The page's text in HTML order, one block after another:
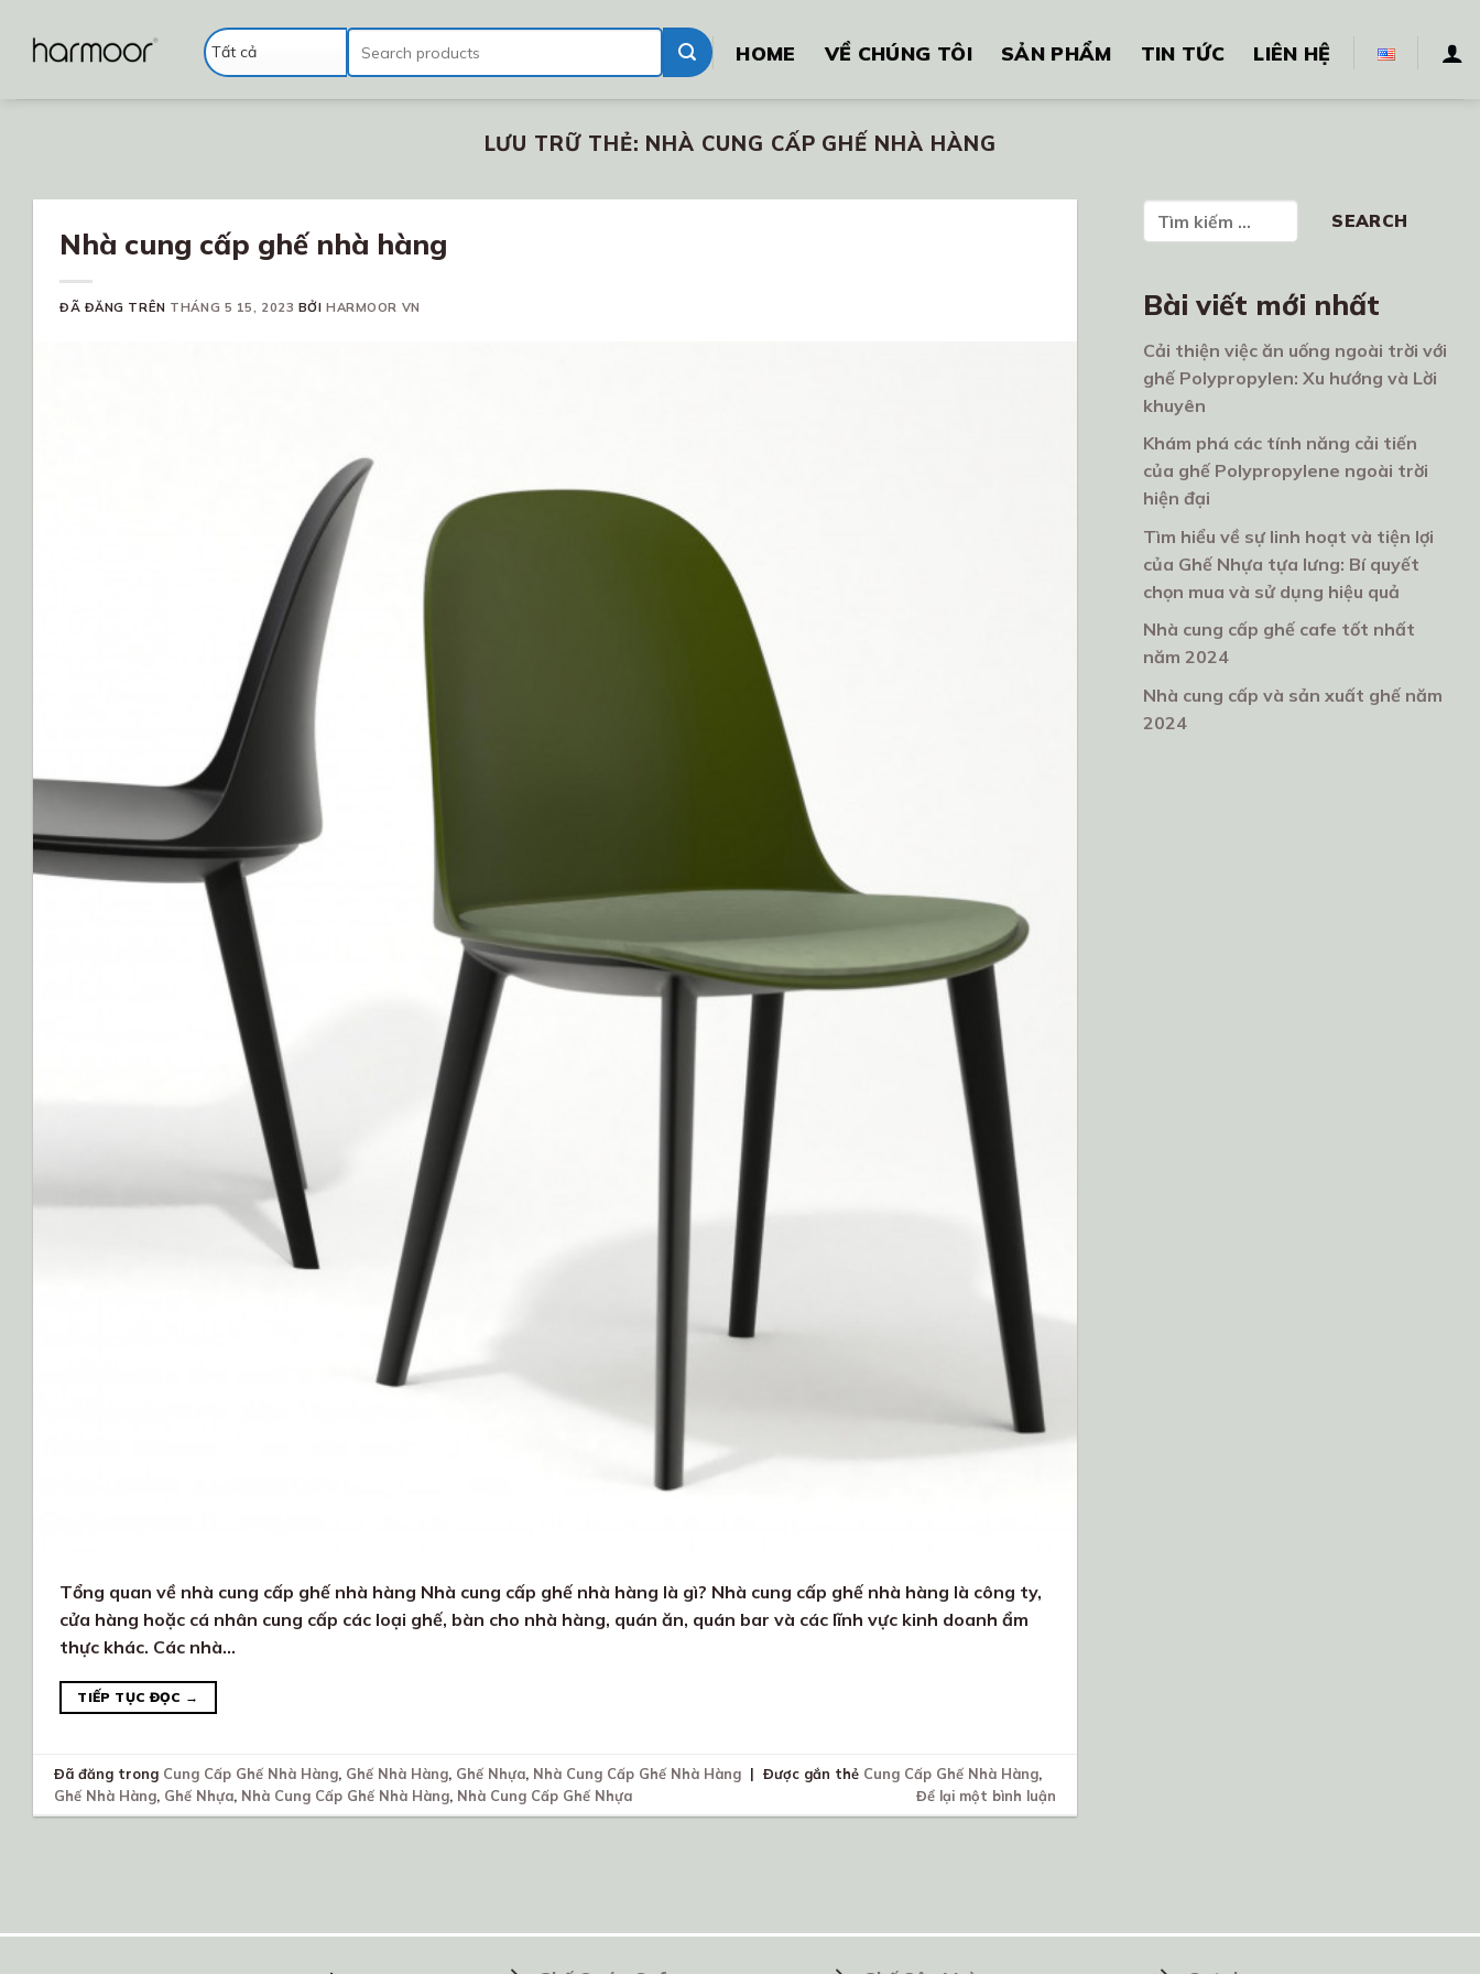
dung
Tìm
kiếm:
HOME VỀ CHÚNG TÔI SẢN PHẨM TIN TỨC LIÊN HỆ
LƯU TRỮ THẺ: NHÀ CUNG CẤP GHẾ NHÀ HÀNG
Nhà cung cấp ghế nhà hàng
ĐÃ ĐĂNG TRÊN THÁNG 5 15, 2023 BỞIHARMOOR VN
Tổng quan về nhà cung cấp ghế nhà hàng Nhà cung cấp ghế nhà hàng là gì? Nhà cung cấp ghế nhà hàng là công ty,
cửa hàng hoặc cá nhân cung cấp các loại ghế, bàn cho nhà hàng, quán ăn, quán bar và các lĩnh vực kinh doanh ẩm
thực khác. Các nhà…
TIẾP TỤC ĐỌC →
Đã đăng trong Cung Cấp Ghế Nhà Hàng, Ghế Nhà Hàng, Ghế Nhựa, Nhà Cung Cấp Ghế Nhà Hàng | Được gắn thẻ Cung Cấp Ghế Nhà Hàng,
Ghế Nhà Hàng, Ghế Nhựa, Nhà Cung Cấp Ghế Nhà Hàng, Nhà Cung Cấp Ghế Nhựa Để lại một bình luận
SEARCH
Bài viết mới nhất
Cải thiện việc ăn uống ngoài trời với
ghế Polypropylen: Xu hướng và Lời
khuyên
Khám phá các tính năng cải tiến
của ghế Polypropylene ngoài trời
hiện đại
Tìm hiểu về sự linh hoạt và tiện lợi
của Ghế Nhựa tựa lưng: Bí quyết
chọn mua và sử dụng hiệu quả
Nhà cung cấp ghế cafe tốt nhất
năm 2024
Nhà cung cấp và sản xuất ghế năm
2024